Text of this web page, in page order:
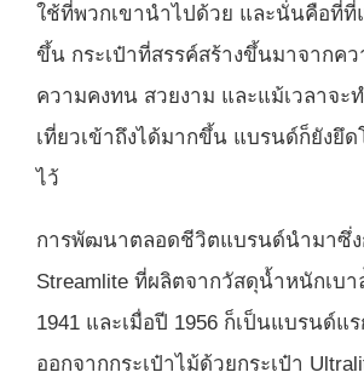
ใช้ที่พวกเขานำไปด้วย และนั่นคือที่ที่
ขึ้น กระเป๋าที่สรรค์สร้างขึ้นมาจากค
ความคงทน สวยงาม และแม้เวลาจะ
เที่ยวเข้าถึงได้มากขึ้น แบรนด์ก็ยังยึ
ไว้
การพัฒนาตลอดชีวิตแบรนด์นำมาซึ่ง
Streamlite ที่ผลิตจากวัสดุน้ำหนักเบา
1941 และเมื่อปี 1956 ก็เป็นแบรนด์แ
ออกจากกระเป๋าไม้ด้วยกระเป๋า